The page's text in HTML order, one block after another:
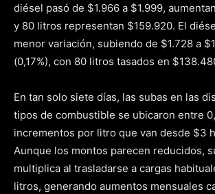
diésel pasó de $1.966 a $1.999,
y 80 litros representan $159.920. El
menor variación, subiendo de $1.728 a
(0,17%), con 80 litros tasados en
En tan solo siete días, las subas en las
tipos de combustible se ubicaron entre
incrementos por litro que van desde $3
Aunque los montos parecen reducidos,
multiplica al trasladarse a cargas
litros, generando aumentos mensuales